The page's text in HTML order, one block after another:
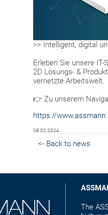
>> Intelligent, digital
Erleben Sie unsere
2D Lösungs- &
vernetzte Arbeitswelt.
👉 Zu unserem
https://
08.02.2024
<- Back to news
The